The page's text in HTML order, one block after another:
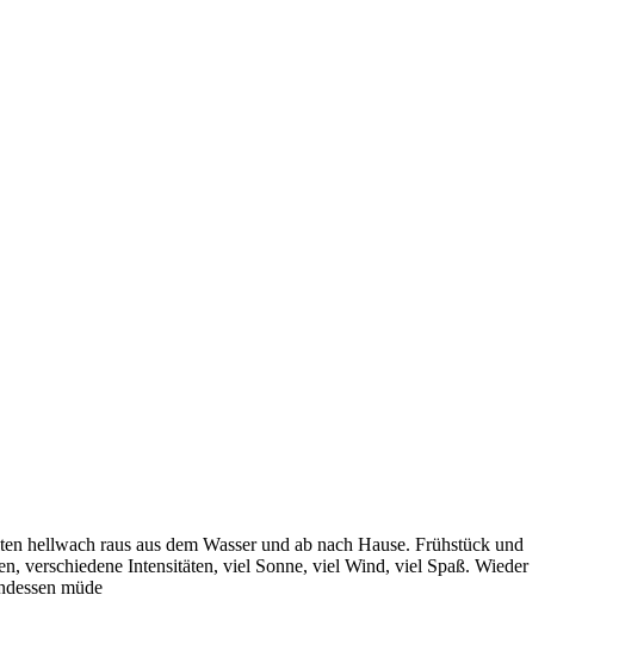
hellwach raus aus dem Wasser und ab nach Hause. Frühstück und
verschiedene Intensitäten, viel Sonne, viel Wind, viel Spaß. Wieder
müde